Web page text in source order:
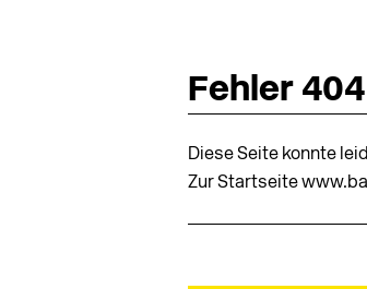
Fehler 404
Diese Seite konnte
Zur Startseite